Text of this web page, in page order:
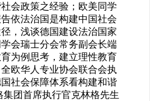
会政策之经验；欧美同学
依法治国是构建中国社会
，浅谈德国建设法治国家
会瑞士分会常务副会长端
为例思考，建立理性教育
欧华人专业协会联合会执
社会保障体系看构建和谐
集团首席执行官克林格先生